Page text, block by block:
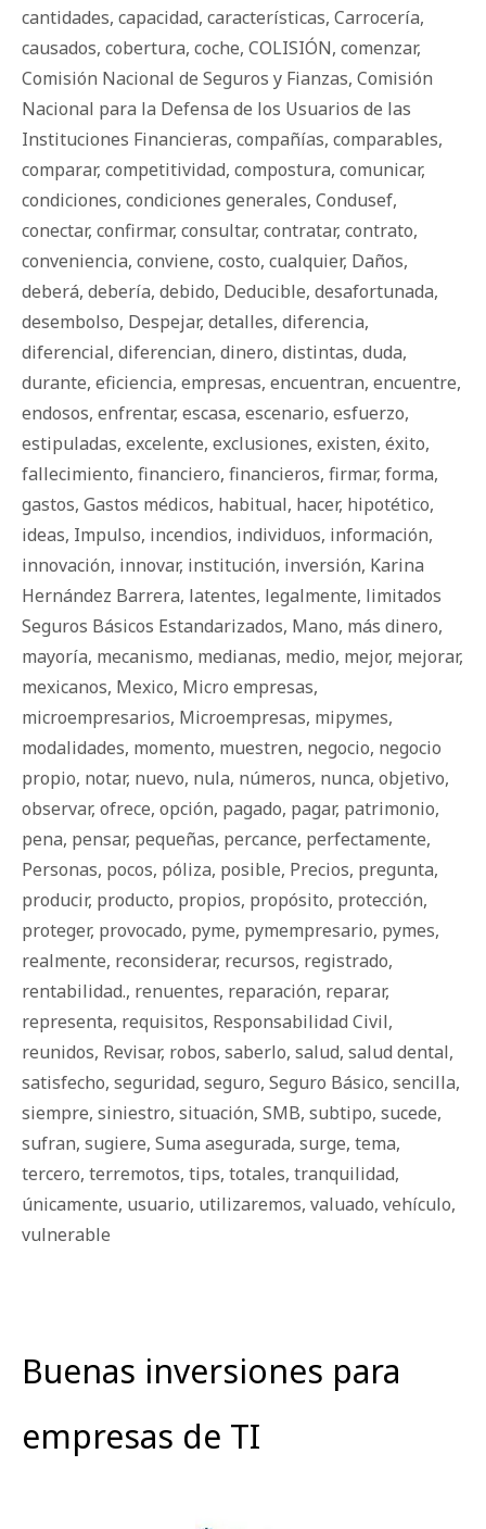
cantidades, capacidad, características, Carrocería,
causados, cobertura, coche, COLISIÓN, comenzar,
Comisión Nacional de Seguros y Fianzas, Comisión
Nacional para la Defensa de los Usuarios de las
Instituciones Financieras, compañías, comparables,
comparar, competitividad, compostura, comunicar,
condiciones, condiciones generales, Condusef,
conectar, confirmar, consultar, contratar, contrato,
conveniencia, conviene, costo, cualquier, Daños,
deberá, debería, debido, Deducible, desafortunada,
desembolso, Despejar, detalles, diferencia,
diferencial, diferencian, dinero, distintas, duda,
durante, eficiencia, empresas, encuentran, encuentre,
endosos, enfrentar, escasa, escenario, esfuerzo,
estipuladas, excelente, exclusiones, existen, éxito,
fallecimiento, financiero, financieros, firmar, forma,
gastos, Gastos médicos, habitual, hacer, hipotético,
ideas, Impulso, incendios, individuos, información,
innovación, innovar, institución, inversión, Karina
Hernández Barrera, latentes, legalmente, limitados
Seguros Básicos Estandarizados, Mano, más dinero,
mayoría, mecanismo, medianas, medio, mejor, mejorar,
mexicanos, Mexico, Micro empresas,
microempresarios, Microempresas, mipymes,
modalidades, momento, muestren, negocio, negocio
propio, notar, nuevo, nula, números, nunca, objetivo,
observar, ofrece, opción, pagado, pagar, patrimonio,
pena, pensar, pequeñas, percance, perfectamente,
Personas, pocos, póliza, posible, Precios, pregunta,
producir, producto, propios, propósito, protección,
proteger, provocado, pyme, pymempresario, pymes,
realmente, reconsiderar, recursos, registrado,
rentabilidad., renuentes, reparación, reparar,
representa, requisitos, Responsabilidad Civil,
reunidos, Revisar, robos, saberlo, salud, salud dental,
satisfecho, seguridad, seguro, Seguro Básico, sencilla,
siempre, siniestro, situación, SMB, subtipo, sucede,
sufran, sugiere, Suma asegurada, surge, tema,
tercero, terremotos, tips, totales, tranquilidad,
únicamente, usuario, utilizaremos, valuado, vehículo,
vulnerable
Buenas inversiones para
empresas de TI